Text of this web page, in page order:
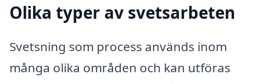
Olika typer av svetsarbeten
Svetsning som process används inom
många olika områden och kan utföras